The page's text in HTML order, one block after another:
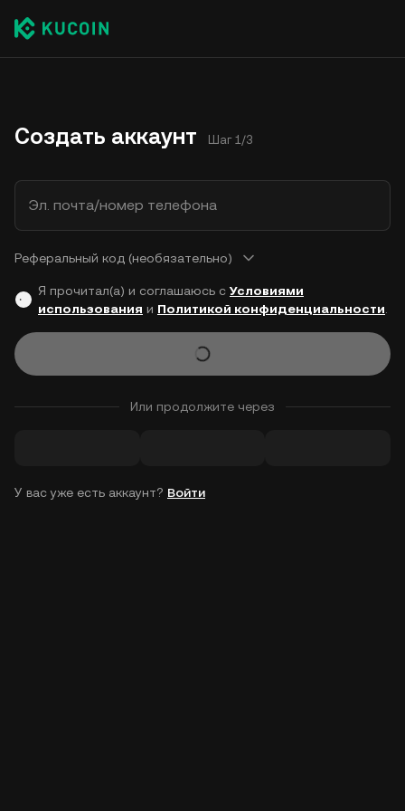
Создать аккаунт Шаг 1/3
Эл. почта/номер телефона
Реферальный код (необязательно)
Я прочитал(а) и соглашаюсь с Условиями
использования и Политикой конфиденциальности
Или продолжите через
У вас уже есть аккаунт? Войти